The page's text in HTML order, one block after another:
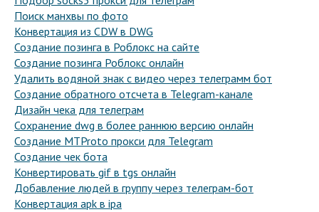
Поиск манхвы по фото
Конвертация из CDW в DWG
Создание позинга в Роблокс на сайте
Создание позинга Роблокс онлайн
Удалить водяной знак с видео через телеграмм бот
Создание обратного отсчета в Telegram-канале
Дизайн чека для телеграм
Сохранение dwg в более раннюю версию онлайн
Создание MTProto прокси для Telegram
Создание чек бота
Конвертировать gif в tgs онлайн
Добавление людей в группу через телеграм-бот
Конвертация apk в ipa